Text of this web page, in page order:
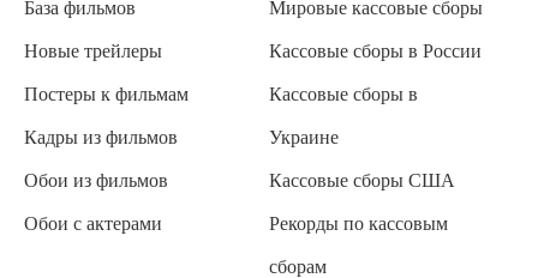
База фильмов
Новые трейлеры
Постеры к фильмам
Кадры из фильмов
Обои из фильмов
Обои с актерами
Мировые кассовые сборы
Кассовые сборы в России
Кассовые сборы в
Украине
Кассовые сборы США
Рекорды по кассовым
сборам